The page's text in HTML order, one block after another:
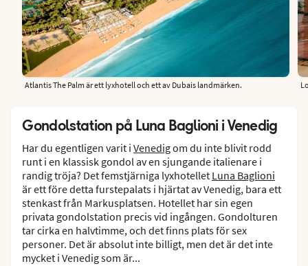
Atlantis The Palm är ett lyxhotell och ett av Dubais landmärken.
Gondolstation på Luna Baglioni i Venedig
Har du egentligen varit i Venedigom du inte blivit rodd
runt i en klassisk gondol av en sjungande italienare i
randig tröja? Det femstjärniga lyxhotellet Luna Baglioni
är ett före detta furstepalats i hjärtat av Venedig, bara ett
stenkast från Markusplatsen. Hotellet har sin egen
privata gondolstation precis vid ingången. Gondolturen
tar cirka en halvtimme, och det finns plats för sex
personer. Det är absolut inte billigt, men det är det inte
mycket i Venedig som är...